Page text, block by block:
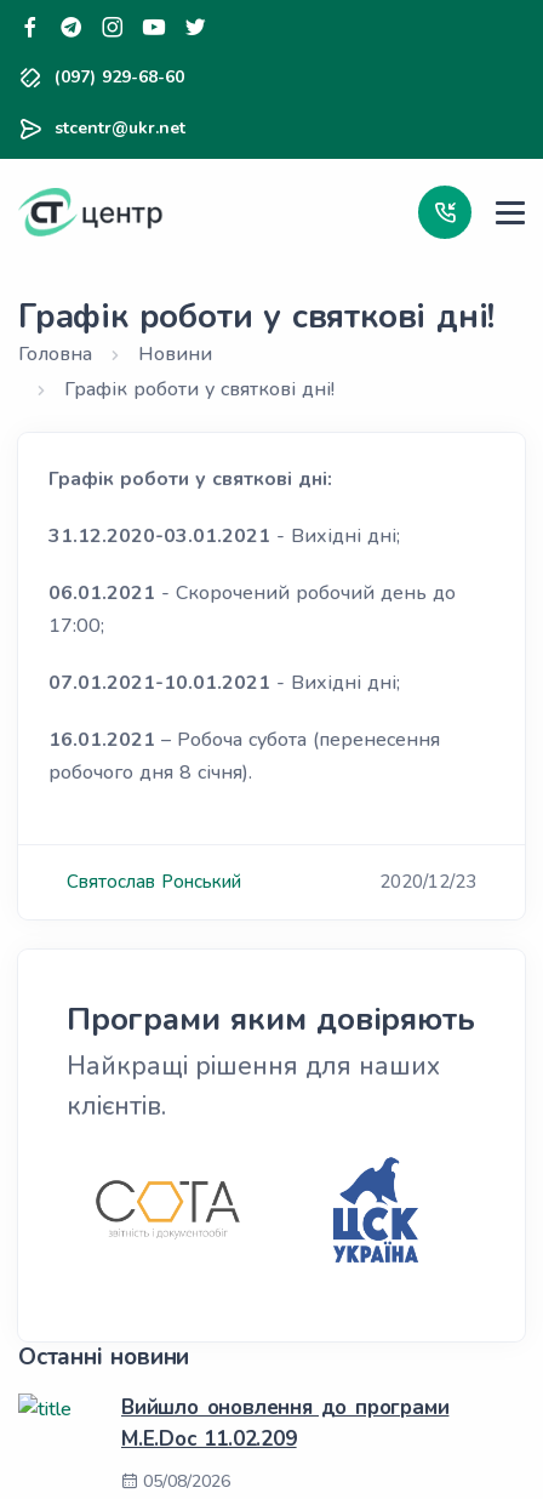
(097) 929-68-60
stcentr@ukr.net
Графік роботи у святкові дні!
Головна
Новини
Графік роботи у святкові дні!
Графік роботи у святкові дні:
31.12.2020-03.01.2021 - Вихідні дні;
06.01.2021 - Скорочений робочий день до
17:00;
07.01.2021-10.01.2021 - Вихідні дні;
16.01.2021 – Робоча субота (перенесення
робочого дня 8 січня).
Святослав Ронський 2020/12/23
Програми яким довіряють
Найкращі рішення для наших
клієнтів.
Останні новини
Вийшло оновлення до програми
M.E.Doc 11.02.209
05/08/2026